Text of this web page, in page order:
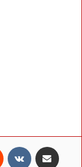
Reddit VKontakte